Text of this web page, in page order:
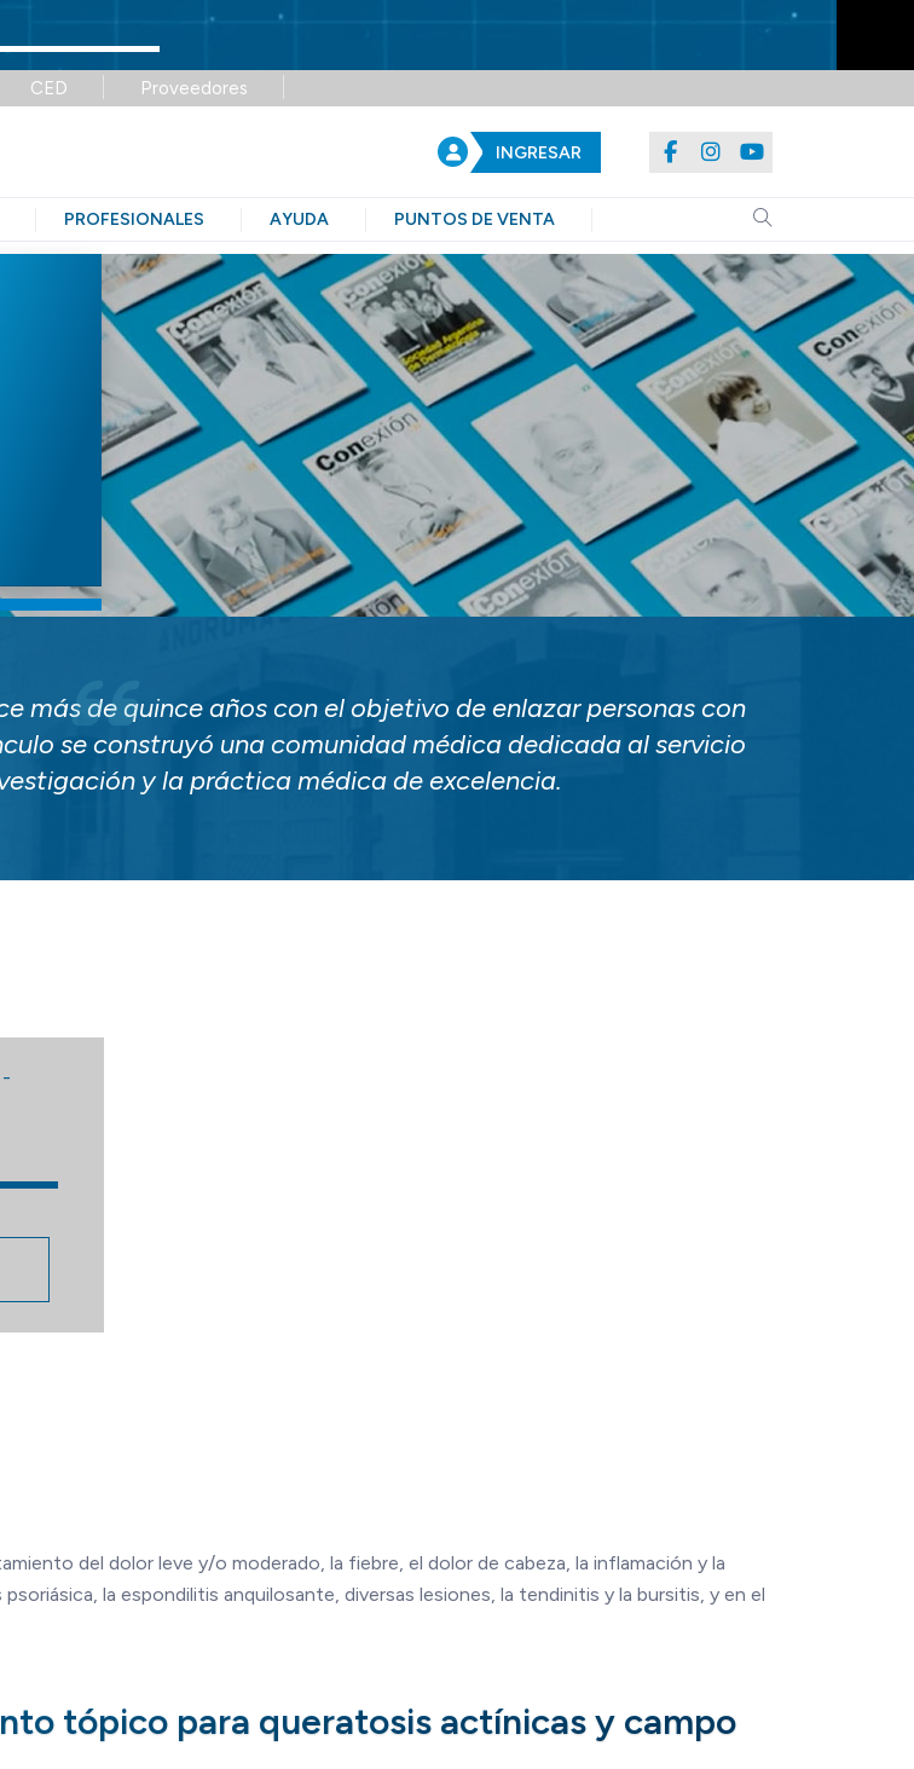
CED Proveedores
INGRESAR
PROFESIONALES AYUDA PUNTOS DE VENTA
más de quince años con el objetivo de enlazar personas con
se construyó una comunidad médica dedicada al servicio
y la práctica médica de excelencia.
-
del dolor leve y/o moderado, la fiebre, el dolor de cabeza, la inflamación y la
la espondilitis anquilosante, diversas lesiones, la tendinitis y la bursitis, y en el
tópico para queratosis actínicas y campo